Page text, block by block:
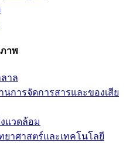
าพ
าล
นการจัดการสารและของเสีย
แวดล้อม
ยาศาสตร์และเทคโนโลยี